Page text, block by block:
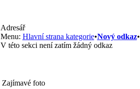
Adresář
Menu: Hlavní strana kategorie•Nový odkaz•
V této sekci není zatím žádný odkaz
Zajímavé foto